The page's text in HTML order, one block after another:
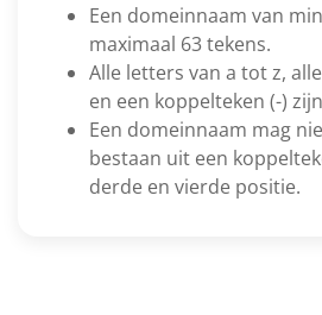
Een domeinnaam van
maximaal 63 tekens.
Alle letters van a tot z,
en een koppelteken (-)
Een domeinnaam mag
bestaan uit een
derde en vierde positie.